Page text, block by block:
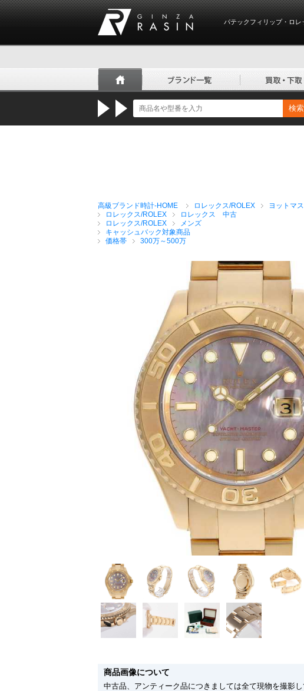
パテックフィリップ・ロ
検索
高級ブランド時計-HOME ロレックス/ROLEX
ヨットマ
ロレックス/ROLEX
ロレックス 中古
ロレックス/ROLEX
メンズ
キャッシュバック対象商品
価格帯
300万～500万
商品画像について
中古品、アンティーク品につきましては全て現物を撮影し